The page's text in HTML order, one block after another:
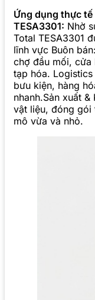
Ứng dụng thực
TESA3301: Nhờ
Total TESA3301
lĩnh vực Buôn
chợ đầu mối, cửa
tạp hóa.
bưu kiện, hàng
nhanh.Sản xuất
vật liệu, đóng gói
mô vừa và nhỏ.